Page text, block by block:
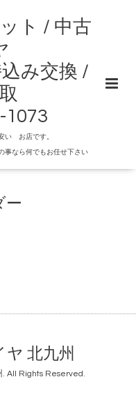
ト / 中古
み交換 /
い お店です。
事なら何でもお任せ下さい
ー
北九州
. All Rights Reserved.